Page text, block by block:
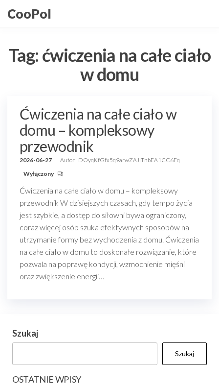
doCooPol
Tag: ćwiczenia na całe ciało
w domu
Ćwiczenia na całe ciało w
domu – kompleksowy
przewodnik
2026-06-27 Autor DOyqKfGfx5q9arwZAJiThbEA1CC6Fq
Wyłączony
Ćwiczenia na całe ciało w domu – kompleksowy
przewodnik W dzisiejszych czasach, gdy tempo życia
jest szybkie, a dostęp do siłowni bywa ograniczony,
coraz więcej osób szuka efektywnych sposobów na
utrzymanie formy bez wychodzenia z domu. Ćwiczenia
na całe ciało w domu to doskonałe rozwiązanie, które
pozwala na poprawę kondycji, wzmocnienie mięśni
oraz zwiększenie energii…
Szukaj
Szukaj
OSTATNIE WPISY